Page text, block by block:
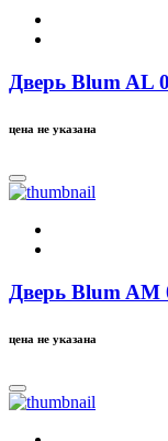
Дверь Blum AL
цена не указана
Дверь Blum AM
цена не указана